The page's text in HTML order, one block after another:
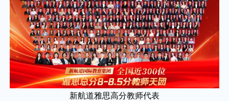
新航道雅思高分教师代表